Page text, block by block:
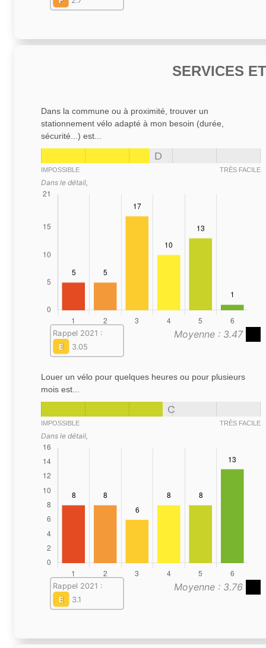
SERVICES
Dans la commune ou à proximité, trouver un
stationnement vélo adapté à mon besoin (durée,
sécurité...) est...
D
IMPOSSIBLE TRÈS FACILE
Dans le détail,
Moyenne : 3.47
Rappel 2021 :
E
3.05
Louer un vélo pour quelques heures ou pour plusieurs
mois est...
C
IMPOSSIBLE TRÈS FACILE
Dans le détail,
Moyenne : 3.76
Rappel 2021 :
E
3.1